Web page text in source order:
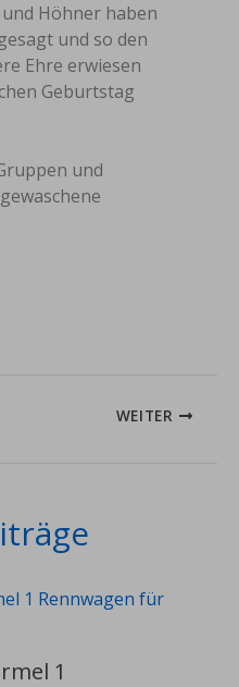
und Höhner haben
und so den
Ehre erwiesen
Geburtstag
und
WEITER
1